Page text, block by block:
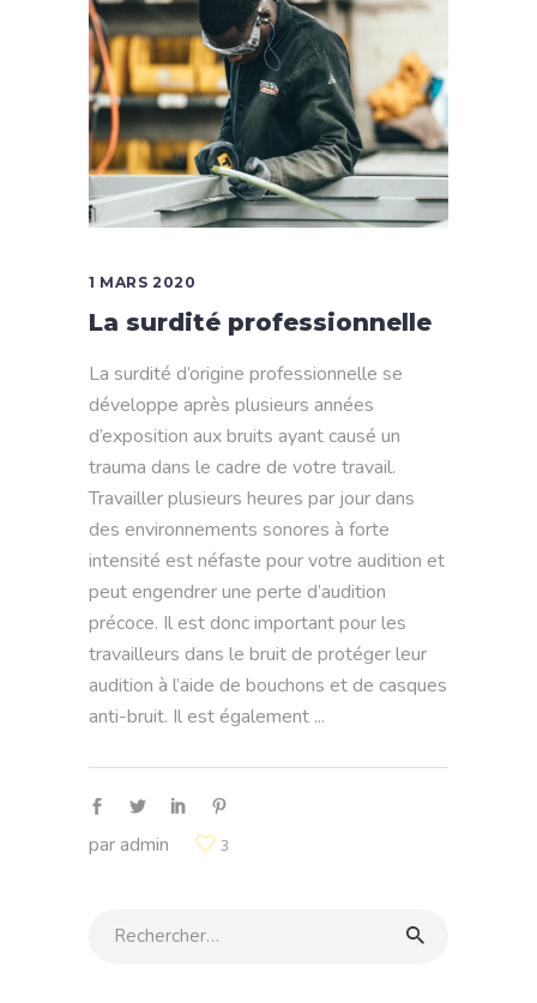
1 MARS 2020
La surdité professionnelle
La surdité d’origine professionnelle se
développe après plusieurs années
d’exposition aux bruits ayant causé un
trauma dans le cadre de votre travail.
Travailler plusieurs heures par jour dans
des environnements sonores à forte
intensité est néfaste pour votre audition et
peut engendrer une perte d’audition
précoce. Il est donc important pour les
travailleurs dans le bruit de protéger leur
audition à l’aide de bouchons et de casques
anti-bruit. Il est également
paradmin 3
Rechercher: